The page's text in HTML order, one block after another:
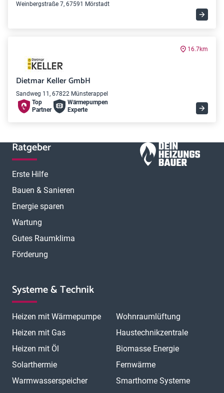
Weinbergstraße 7, 67591 Mörstadt
16.7km
Dietmar Keller GmbH
Sandweg 11, 67822 Münsterappel
Top
Partner
Wärme­pumpen
Experte
Ratgeber
Erste Hilfe
Bauen & Sanieren
Energie sparen
Wartung
Gutes Raumklima
Förderung
Systeme & Technik
Heizen mit Wärmepumpe
Heizen mit Gas
Heizen mit Öl
Solarthermie
Warmwasserspeicher
Wohnraumlüftung
Haustechnikzentrale
Biomasse Energie
Fernwärme
Smarthome Systeme